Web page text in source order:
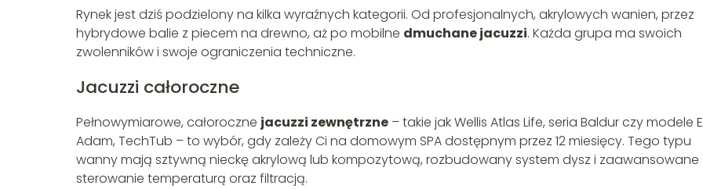
Rynek jest dziś podzielony na kilka wyraźnych kategorii. Od profesjonalnych, akrylowych wanien, przez
hybrydowe balie z piecem na drewno, aż po mobilne dmuchane jacuzzi. Każda grupa ma swoich
zwolenników i swoje ograniczenia techniczne.
Jacuzzi całoroczne
Pełnowymiarowe, całoroczne jacuzzi zewnętrzne – takie jak Wellis Atlas Life, seria Baldur czy modele
Adam, TechTub – to wybór, gdy zależy Ci na domowym SPA dostępnym przez 12 miesięcy. Tego typu
wanny mają sztywną nieckę akrylową lub kompozytową, rozbudowany system dysz i zaawansowane
sterowanie temperaturą oraz filtracją.